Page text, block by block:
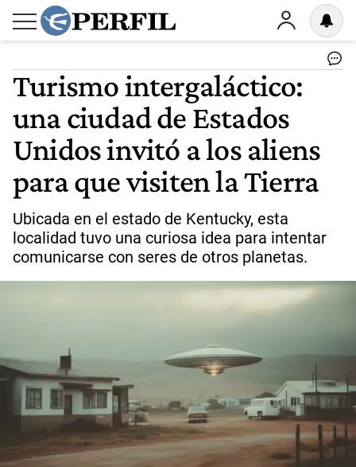
Turismo intergaláctico:
una ciudad de Estados
Unidos invitó a los aliens
para que visiten la Tierra
Ubicada en el estado de Kentucky, esta
localidad tuvo una curiosa idea para intentar
comunicarse con seres de otros planetas.